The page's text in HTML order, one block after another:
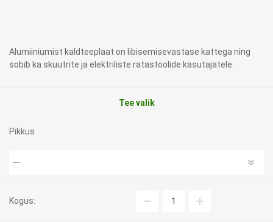
Alumiiniumist kaldteeplaat on libisemisevastase kattega ning
sobib ka skuutrite ja elektriliste ratastoolide kasutajatele.
Tee valik
Pikkus
Kogus: